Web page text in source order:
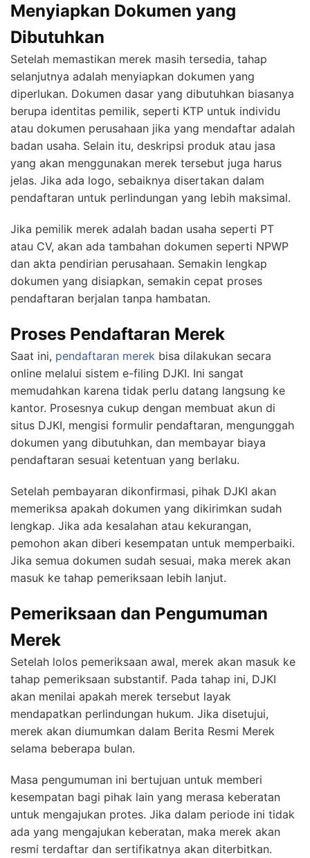
Menyiapkan Dokumen yang
Dibutuhkan
Setelah memastikan merek masih tersedia, tahap
selanjutnya adalah menyiapkan dokumen yang
diperlukan. Dokumen dasar yang dibutuhkan biasanya
berupa identitas pemilik, seperti KTP untuk individu
atau dokumen perusahaan jika yang mendaftar adalah
badan usaha. Selain itu, deskripsi produk atau jasa
yang akan menggunakan merek tersebut juga harus
jelas. Jika ada logo, sebaiknya disertakan dalam
pendaftaran untuk perlindungan yang lebih maksimal.
Jika pemilik merek adalah badan usaha seperti PT
atau CV, akan ada tambahan dokumen seperti NPWP
dan akta pendirian perusahaan. Semakin lengkap
dokumen yang disiapkan, semakin cepat proses
pendaftaran berjalan tanpa hambatan.
Proses Pendaftaran Merek
Saat ini, pendaftaran merek bisa dilakukan secara
online melalui sistem e-filing DJKI. Ini sangat
memudahkan karena tidak perlu datang langsung ke
kantor. Prosesnya cukup dengan membuat akun di
situs DJKI, mengisi formulir pendaftaran, mengunggah
dokumen yang dibutuhkan, dan membayar biaya
pendaftaran sesuai ketentuan yang berlaku.
Setelah pembayaran dikonfirmasi, pihak DJKI akan
memeriksa apakah dokumen yang dikirimkan sudah
lengkap. Jika ada kesalahan atau kekurangan,
pemohon akan diberi kesempatan untuk memperbaiki.
Jika semua dokumen sudah sesuai, maka merek akan
masuk ke tahap pemeriksaan lebih lanjut.
Pemeriksaan dan Pengumuman
Merek
Setelah lolos pemeriksaan awal, merek akan masuk ke
tahap pemeriksaan substantif. Pada tahap ini, DJKI
akan menilai apakah merek tersebut layak
mendapatkan perlindungan hukum. Jika disetujui,
merek akan diumumkan dalam Berita Resmi Merek
selama beberapa bulan.
Masa pengumuman ini bertujuan untuk memberi
kesempatan bagi pihak lain yang merasa keberatan
untuk mengajukan protes. Jika dalam periode ini tidak
ada yang mengajukan keberatan, maka merek akan
resmi terdaftar dan sertifikatnya akan diterbitkan.